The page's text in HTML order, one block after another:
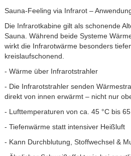
Sauna-Feeling via Infrarot –
Die Infrarotkabine gilt als schonende
Sauna. Während beide Systeme
wirkt die Infrarotwärme besonders
kreislaufschonend.
- Wärme über Infrarotstrahler
- Die Infrarotstrahler senden
direkt von innen erwärmt – nicht nur
- Lufttemperaturen von ca. 45 °C bis 65
- Tiefenwärme statt intensiver Heißluft
- Kann Durchblutung, Stoffwechsel &